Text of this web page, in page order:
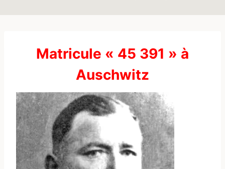
Matricule « 45 391 » à
Auschwitz